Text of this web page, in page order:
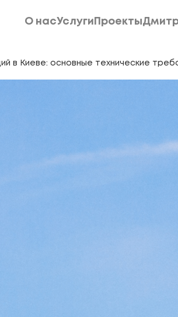
О насУслуги Проекты
в Киеве: основные технические